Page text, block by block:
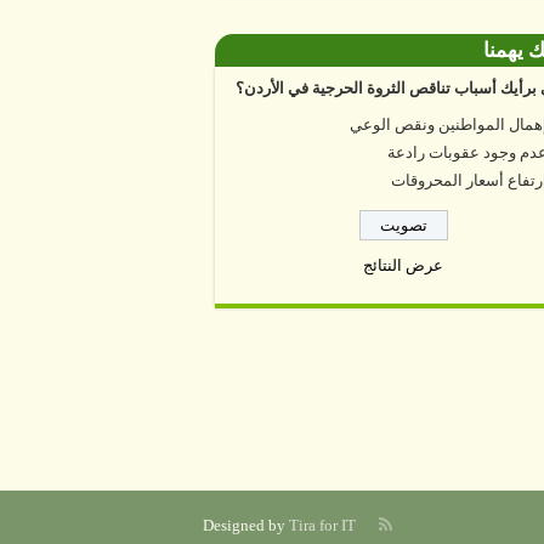
يهمنا
أسباب تناقص الثروة الحرجية في الأردن؟
إهمال المواطنين ونقص الوعي
وجود عقوبات رادعة
ارتفاع أسعار المحروقات
عرض النتائج
Designed by Tira for IT